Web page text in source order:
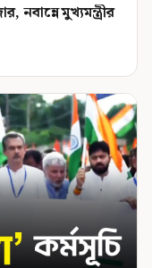
নবান্নে মুখ্যমন্ত্রীর